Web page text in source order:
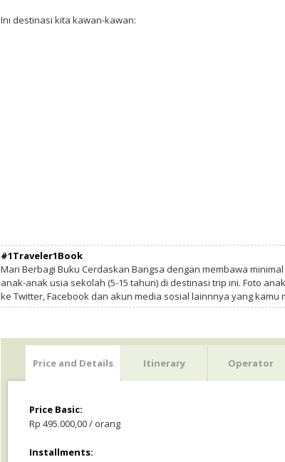
Ini destinasi kita kawan-kawan:
#1Traveler1Book
Mari Berbagi Buku Cerdaskan Bangsa dengan membawa
anak-anak usia sekolah (5-15 tahun) di destinasi trip ini. Foto
ke Twitter, Facebook dan akun media sosial lainnnya yang kamu
Price and Details Itinerary Operator
Price Basic:
Rp 495.000,00 / orang
Installments: